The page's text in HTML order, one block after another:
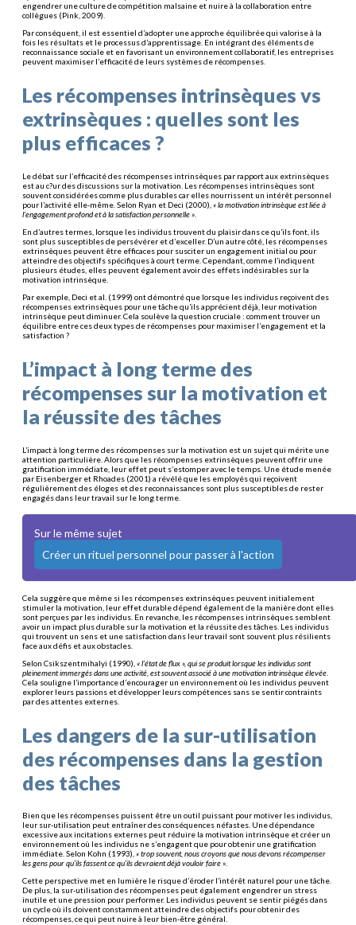
engendrer une culture de compétition malsaine et nuire à la collaboration entre
collègues (Pink, 2009).
Par conséquent, il est essentiel d’adopter une approche équilibrée qui valorise à la
fois les résultats et le processus d’apprentissage. En intégrant des éléments de
reconnaissance sociale et en favorisant un environnement collaboratif, les entreprises
peuvent maximiser l’efficacité de leurs systèmes de récompenses.
Les récompenses intrinsèques vs
extrinsèques : quelles sont les
plus efficaces ?
Le débat sur l’efficacité des récompenses intrinsèques par rapport aux extrinsèques
est au c?ur des discussions sur la motivation. Les récompenses intrinsèques sont
souvent considérées comme plus durables car elles nourrissent un intérêt personnel
pour l’activité elle-même. Selon Ryan et Deci (2000), « la motivation intrinsèque est liée à
l’engagement profond et à la satisfaction personnelle »
En d’autres termes, lorsque les individus trouvent du plaisir dans ce qu’ils font, ils
sont plus susceptibles de persévérer et d’exceller. D’un autre côté, les récompenses
extrinsèques peuvent être efficaces pour susciter un engagement initial ou pour
atteindre des objectifs spécifiques à court terme. Cependant, comme l’indiquent
plusieurs études, elles peuvent également avoir des effets indésirables sur la
motivation intrinsèque.
Par exemple, Deci et al. (1999) ont démontré que lorsque les individus reçoivent des
récompenses extrinsèques pour une tâche qu’ils apprécient déjà, leur motivation
intrinsèque peut diminuer. Cela soulève la question cruciale : comment trouver un
équilibre entre ces deux types de récompenses pour maximiser l’engagement et la
satisfaction ?
L’impact à long terme des
récompenses sur la motivation et
la réussite des tâches
L’impact à long terme des récompenses sur la motivation est un sujet qui mérite une
attention particulière. Alors que les récompenses extrinsèques peuvent offrir une
gratification immédiate, leur effet peut s’estomper avec le temps. Une étude menée
par Eisenberger et Rhoades (2001) a révélé que les employés qui reçoivent
régulièrement des éloges et des reconnaissances sont plus susceptibles de rester
engagés dans leur travail sur le long terme.
Sur le même sujet
Créer un rituel personnel pour passer à l'action
Cela suggère que même si les récompenses extrinsèques peuvent initialement
stimuler la motivation, leur effet durable dépend également de la manière dont elles
sont perçues par les individus. En revanche, les récompenses intrinsèques semblent
avoir un impact plus durable sur la motivation et la réussite des tâches. Les individus
qui trouvent un sens et une satisfaction dans leur travail sont souvent plus résilients
face aux défis et aux obstacles.
Selon Csikszentmihalyi (1990), « l’état de flux », qui se produit lorsque les individus sont
pleinement immergés dans une activité, est souvent associé à une motivation intrinsèque élevée
Cela souligne l’importance d’encourager un environnement où les individus peuvent
explorer leurs passions et développer leurs compétences sans se sentir contraints
par des attentes externes.
Les dangers de la sur-utilisation
des récompenses dans la gestion
des tâches
Bien que les récompenses puissent être un outil puissant pour motiver les individus,
leur sur-utilisation peut entraîner des conséquences néfastes. Une dépendance
excessive aux incitations externes peut réduire la motivation intrinsèque et créer un
environnement où les individus ne s’engagent que pour obtenir une gratification
immédiate. Selon Kohn (1993),« trop souvent, nous croyons que nous devons récompenser
les gens pour qu’ils fassent ce qu’ils devraient déjà vouloir faire ».
Cette perspective met en lumière le risque d’éroder l’intérêt naturel pour une tâche.
De plus, la sur-utilisation des récompenses peut également engendrer un stress
inutile et une pression pour performer. Les individus peuvent se sentir piégés dans
un cycle où ils doivent constamment atteindre des objectifs pour obtenir des
récompenses, ce qui peut nuire à leur bien-être général.